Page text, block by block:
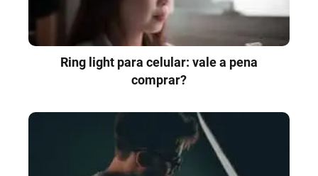
Ring light para celular: vale a pena
comprar?